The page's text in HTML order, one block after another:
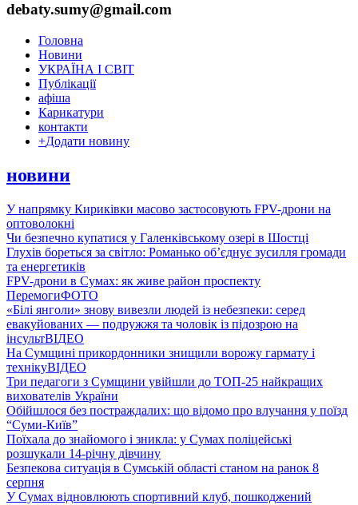
debaty.sumy@gmail.com
Головна
Новини
УКРАЇНА І СВІТ
Публікації
афіша
Карикатури
контакти
+Додати новину
новини
У напрямку Кириківки масово застосовують FPV-дрони на
оптоволокні
Чи безпечно купатися у Галенківському озері в Шостці
Глухів бореться за світло: Романько об’єднує зусилля громади
та енергетиків
FPV-дрони в Сумах: як живе район проспекту
ПеремогиФОТО
«Білі янголи» знову вивезли людей із небезпеки: серед
евакуйованих — подружжя та чоловік із підозрою на
інсультВІДЕО
На Сумщині прикордонники знищили ворожу гармату і
технікуВІДЕО
Три педагоги з Сумщини увійшли до ТОП-25 найкращих
вихователів України
Обійшлося без постраждалих: що відомо про влучання у поїзд
“Суми-Київ”
Поїхала до знайомого і зникла: у Сумах поліцейські
розшукали 14-річну дівчину
Безпекова ситуація в Сумській області станом на ранок 8
серпня
У Сумах відновлюють спортивний клуб, пошкоджений